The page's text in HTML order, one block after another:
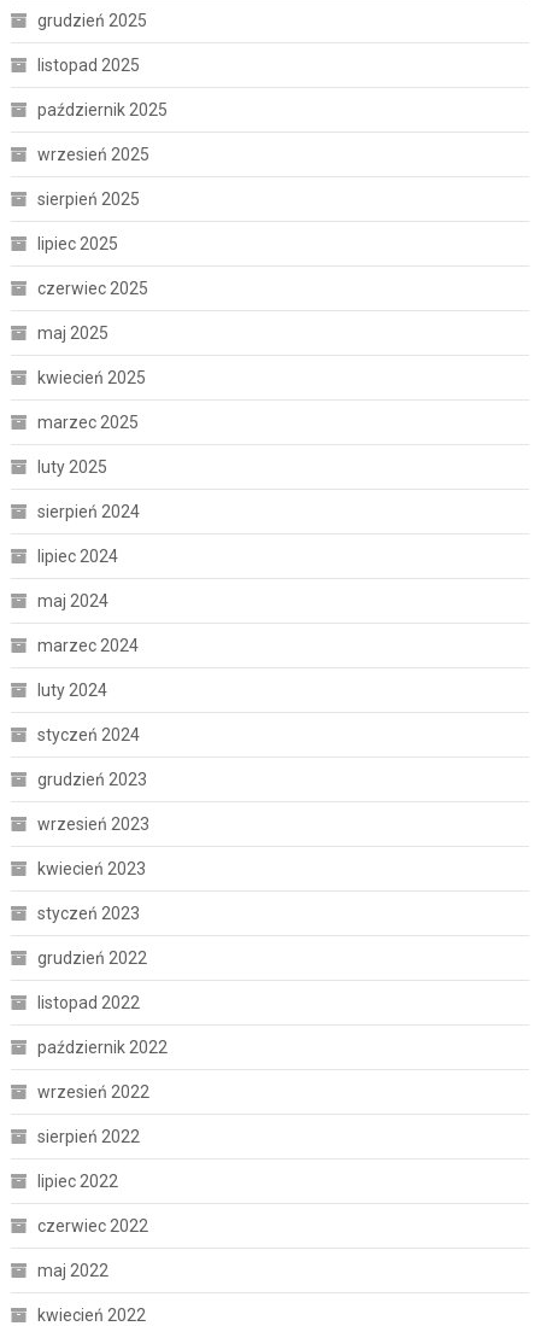
grudzień 2025
listopad 2025
październik 2025
wrzesień 2025
sierpień 2025
lipiec 2025
czerwiec 2025
maj 2025
kwiecień 2025
marzec 2025
luty 2025
sierpień 2024
lipiec 2024
maj 2024
marzec 2024
luty 2024
styczeń 2024
grudzień 2023
wrzesień 2023
kwiecień 2023
styczeń 2023
grudzień 2022
listopad 2022
październik 2022
wrzesień 2022
sierpień 2022
lipiec 2022
czerwiec 2022
maj 2022
kwiecień 2022